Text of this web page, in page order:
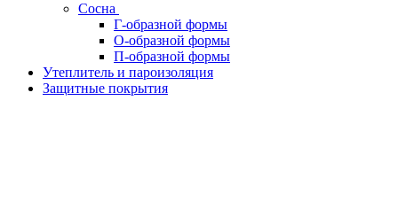
Сосна
Г-образной формы
О-образной формы
П-образной формы
Утеплитель и пароизоляция
Защитные покрытия